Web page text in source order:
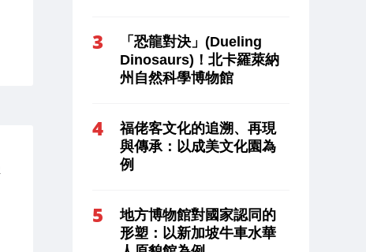
「恐龍對決」(Dueling
Dinosaurs)！北卡羅萊納
州自然科學博物館
福佬客文化的追溯、再現
與傳承：以成美文化園為
例
地方博物館對國家認同的
形塑：以新加坡牛車水華